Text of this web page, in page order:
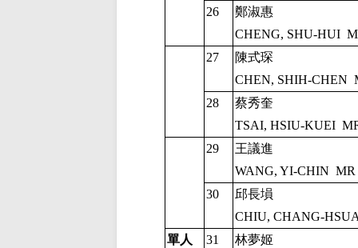
26
鄭淑惠
CHENG, SHU-HUI
27
陳式琛
CHEN, SHIH-CHEN
28
蔡秀奎
TSAI, HSIU-KUEI
29
王議進
WANG, YI-CHIN MR
30
邱長塤
CHIU, CHANG-
單人
31
林夢姬